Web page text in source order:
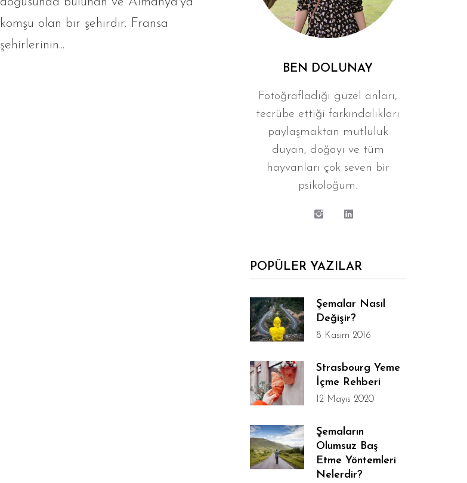
komşu olan bir şehirdir. Fransa
şehirlerinin...
BEN DOLUNAY
Fotoğrafladığı güzel anları,
tecrübe ettiği farkındalıkları
paylaşmaktan mutluluk
duyan, doğayı ve tüm
hayvanları çok seven bir
psikoloğum.
POPÜLER YAZILAR
Şemalar Nasıl
Değişir?
8 Kasım 2016
Strasbourg Yeme
İçme Rehberi
12 Mayıs 2020
Şemaların
Olumsuz Baş
Etme Yöntemleri
Nelerdir?